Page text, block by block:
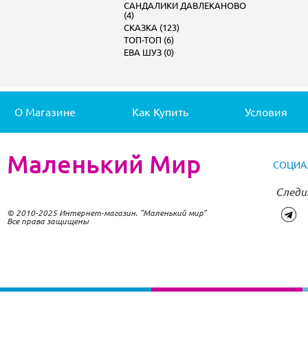
САНДАЛИКИ ДАВЛЕКАНОВО
(4)
СКАЗКА (123)
ТОП-ТОП (6)
ЕВА ШУЗ (0)
О Магазине Как Купить Условия
Маленький Мир
© 2010-2025 Интернет-магазин. "Маленький мир"
Все права защищены